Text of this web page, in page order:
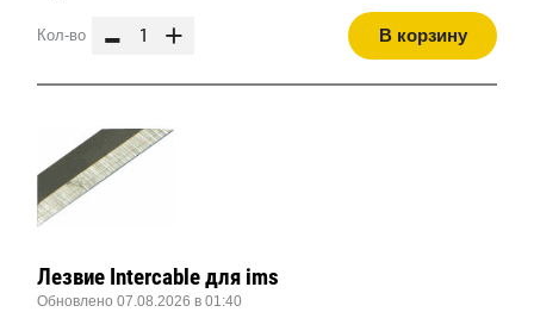
Кол-во - + В корзину
Лезвие Intercable для ims
Обновлено 07.08.2026 в 01:40